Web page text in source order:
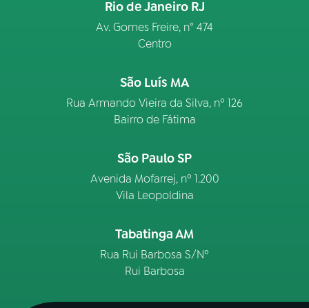
Rio de Janeiro RJ
Av. Gomes Freire, n° 474
Centro
São Luís MA
Rua Armando Vieira da Silva, nº 126
Bairro de Fátima
São Paulo SP
Avenida Mofarrej, nº 1.200
Vila Leopoldina
Tabatinga AM
Rua Rui Barbosa S/Nº
Rui Barbosa